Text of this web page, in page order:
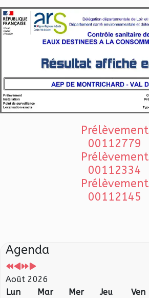
Prélèvement
00112779
Prélèvement
00112334
Prélèvement
00112145
Agenda
Août 2026
Lun
Mar Mer Jeu Ven